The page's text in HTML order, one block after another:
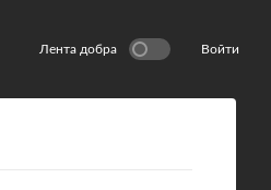
Лента добра Войти